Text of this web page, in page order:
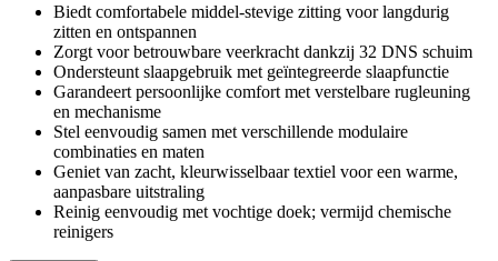
Biedt comfortabele middel‑stevige zitting voor langdurig
zitten en ontspannen
Zorgt voor betrouwbare veerkracht dankzij 32 DNS schuim
Ondersteunt slaapgebruik met geïntegreerde slaapfunctie
Garandeert persoonlijke comfort met verstelbare rugleuning
en mechanisme
Stel eenvoudig samen met verschillende modulaire
combinaties en maten
Geniet van zacht, kleurwisselbaar textiel voor een warme,
aanpasbare uitstraling
Reinig eenvoudig met vochtige doek; vermijd chemische
reinigers